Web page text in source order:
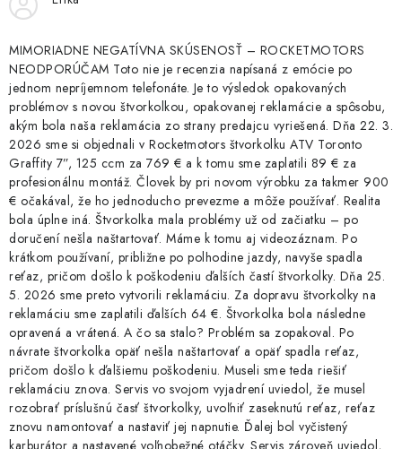
MIMORIADNE NEGATÍVNA SKÚSENOSŤ – ROCKETMOTORS
NEODPORÚČAM Toto nie je recenzia napísaná z emócie po
jednom nepríjemnom telefonáte. Je to výsledok opakovaných
problémov s novou štvorkolkou, opakovanej reklamácie a spôsobu,
akým bola naša reklamácia zo strany predajcu vyriešená. Dňa 22. 3.
2026 sme si objednali v Rocketmotors štvorkolku ATV Toronto
Graffity 7”, 125 ccm za 769 € a k tomu sme zaplatili 89 € za
profesionálnu montáž. Človek by pri novom výrobku za takmer 900
€ očakával, že ho jednoducho prevezme a môže používať. Realita
bola úplne iná. Štvorkolka mala problémy už od začiatku – po
doručení nešla naštartovať. Máme k tomu aj videozáznam. Po
krátkom používaní, približne po polhodine jazdy, navyše spadla
reťaz, pričom došlo k poškodeniu ďalších častí štvorkolky. Dňa 25.
5. 2026 sme preto vytvorili reklamáciu. Za dopravu štvorkolky na
reklamáciu sme zaplatili ďalších 64 €. Štvorkolka bola následne
opravená a vrátená. A čo sa stalo? Problém sa zopakoval. Po
návrate štvorkolka opäť nešla naštartovať a opäť spadla reťaz,
pričom došlo k ďalšiemu poškodeniu. Museli sme teda riešiť
reklamáciu znova. Servis vo svojom vyjadrení uviedol, že musel
rozobrať príslušnú časť štvorkolky, uvoľniť zaseknutú reťaz, reťaz
znovu namontovať a nastaviť jej napnutie. Ďalej bol vyčistený